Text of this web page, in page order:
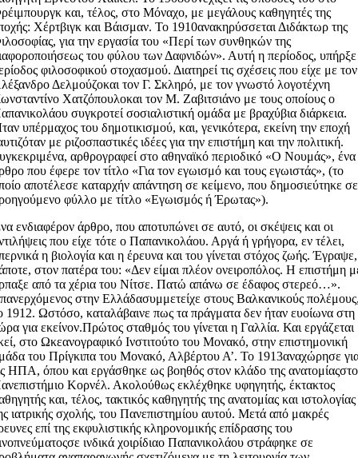
και, τέλος, στο Μόναχο, με μεγάλους καθηγητές της
Χέρτβιγκ και Βάισμαν. Το 1910ανακηρύσσεται Διδάκτωρ της
για την εργασία του «Περί των συνθηκών της
του φύλου των Δαφνιδών». Αυτή η περίοδος, υπήρξε
φιλοσοφικού στοχασμού. Διατηρεί τις σχέσεις που είχε με τον
Δελμούζοκαι τον Γ. Σκληρό, με τον γνωστό λογοτέχνη
Χατζόπουλοκαι τον Μ. Ζαβιτσιάνο με τους οποίους ο
συγκροτεί σοσιαλιστική ομάδα με βραχύβια διάρκεια.
υπέρμαχος του δημοτικισμού, και, γενικότερα, εκείνη την εποχή
με ριζοσπαστικές ιδέες για την επιστήμη και την πολιτική.
αρθρογραφεί στο αθηναϊκό περιοδικό «Ο Νουμάς», ένα
που έφερε τον τίτλο «Για τον εγωισμό και τους εγωιστάς», (το
αποτέλεσε καταρχήν απάντηση σε κείμενο, που δημοσιεύτηκε σε
φύλλο με τίτλο «Εγωισμός ή Έρωτας»).
ενδιαφέρον άρθρο, που αποτυπώνει σε αυτό, οι σκέψεις και οι
που είχε τότε ο Παπανικολάου. Αργά ή γρήγορα, εν τέλει,
η βιολογία και η έρευνα και του γίνεται στόχος ζωής. Έγραψε,
στον πατέρα του: «Δεν είμαι πλέον ονειροπόλος. Η επιστήμη
από τα χέρια του Νίτσε. Πατώ απάνω σε έδαφος στερεό…».
στην Ελλάδασυμμετείχε στους Βαλκανικούς
1912. Ωστόσο, καταλάβαινε πως τα πράγματα δεν ήταν ευοίωνα στη
για εκείνον.Πρώτος σταθμός του γίνεται η Γαλλία. Και εργάζεται
στο Ωκεανογραφικό Ινστιτούτο του Μονακό, στην επιστημονική
του Πρίγκιπα του Μονακό, Αλβέρτου Α’. Το 1913αναχώρησε
ΗΠΑ, όπου και εργάσθηκε ως βοηθός στον κλάδο της ανατομίαςστο
Κορνέλ. Ακολούθως εκλέχθηκε υφηγητής, έκτακτος
και, τέλος, τακτικός καθηγητής της ανατομίας και ιστολογίας
ιατρικής σχολής, του Πανεπιστημίου αυτού. Μετά από μακρές
επί της εκφυλιστικής κληρονομικής επίδρασης του
ινδικά χοιρίδιαο Παπανικολάου στράφηκε σε